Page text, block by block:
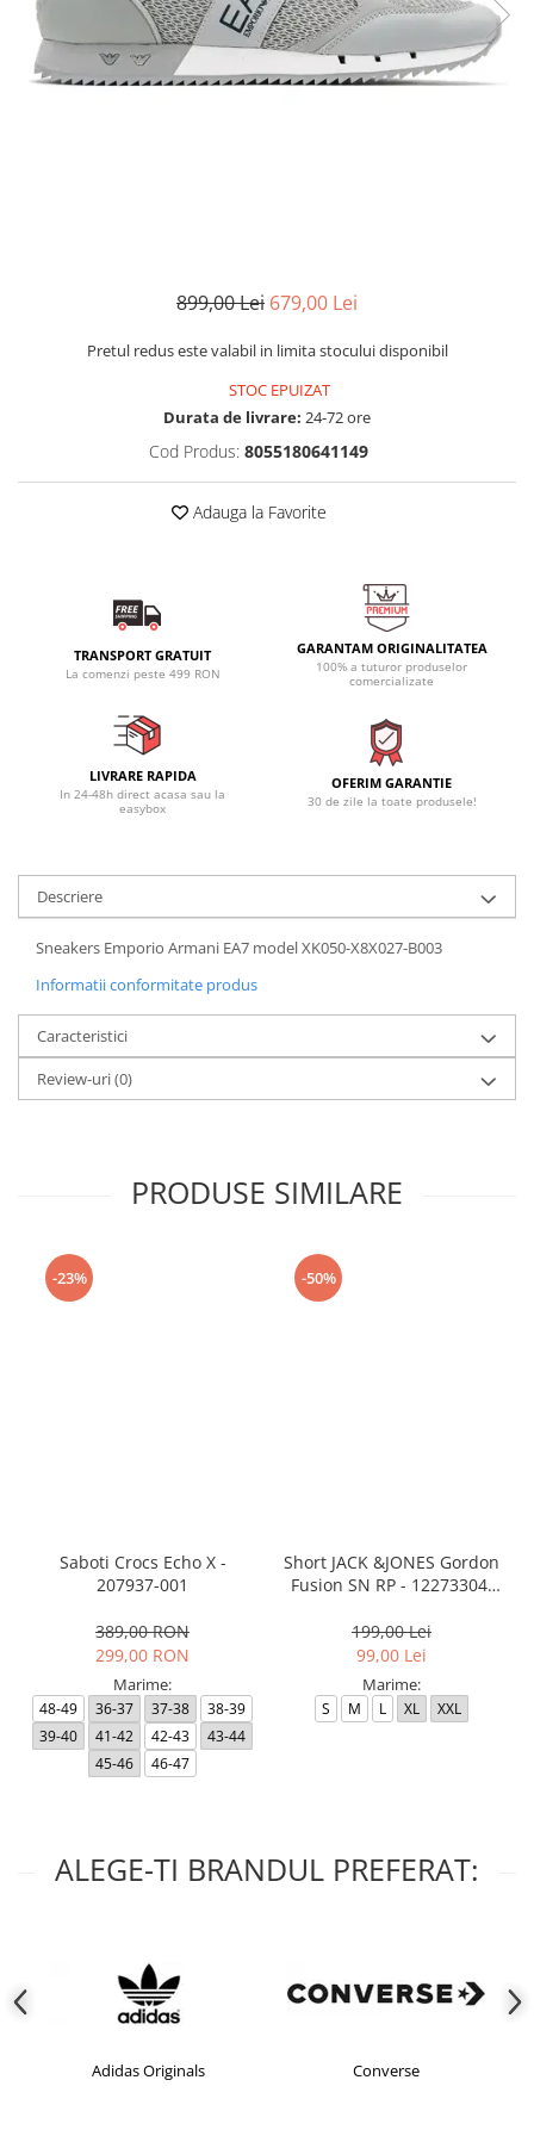
MAIOURI
CAMASI
BLUGI
JACHETE ȘI GECI SPORT
VESTE
MAIOURI
PANTALONI SCURȚI
MAIOURI
BLUGI LUNGI
crocs Jibbitz
FULARE
Graviton
Emporio Armani EA7
Ultimate Kombat
Jachete de primavara-toamna
899,00 Lei 679,00 Lei
Pretul redus este valabil in limita stocului disponibil
STOC EPUIZAT
Durata de livrare: 24-72 ore
Cod Produs: 8055180641149
Adauga la Favorite
TRANSPORT GRATUIT
La comenzi peste 499 RON
GARANTAM ORIGINALITATEA
100% a tuturor produselor
comercializate
LIVRARE RAPIDA
In 24-48h direct acasa sau la
easybox
OFERIM GARANTIE
30 de zile la toate produsele!
Descriere
Sneakers Emporio Armani EA7 model XK050-X8X027-B003
Informatii conformitate produs
Caracteristici
Review-uri(0)
PRODUSE SIMILARE
-23%
Saboti Crocs Echo X -
207937-001
389,00 RON
299,00 RON
Marime:
48-49 36-37 37-38
38-39
39-40
41-42 42-43
43-44
45-46
46-47
-50%
Short JACK &JONES Gordon
Fusion SN RP - 12273304-
199,00 Lei
99,00 Lei
Marime:
S M L XL XXL
ALEGE-TI BRANDUL PREFERAT:
Adidas Originals Converse